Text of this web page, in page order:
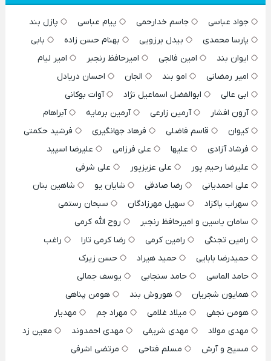
جواد عباسی جاسم خدارحمی پیام عباسی
پازل بند
پارسا محمدی
بیدل برزویی بهنام حسن زاده
بابی
ایوان بند
امین فالجی امیرحافظ رنجبر
امیر لیام
امیر رمضانی
امو بند الجان
احسان دریادل
ابی عالی
ابوالفضل اسماعیل نژاد
آوات بوکانی
آرون افشار
آرمین زارعی آرمین برمایه
آبراهام
کیوان
قاسم فاضلی فرهاد جهانگیری
فرشید حکمتی
فرشاد آزادی
علیها علی فرزامی
علیرضا اسپید
علیرضا رحیم پور
علی عزیزپور
علی شرفی
علی احمدیانی
رضا صادقی شایان یو
شاهین بنان
سهراب پاکزاد
سهیل مهرزادگان
سبحان رستمی
سامان یاسین و امیرحافظ رنجبر
روح الله کرمی
رامین تجنگی
رامین کرمی رضا کرمی تارا
راغب
حمیدرضا بابایی
حمید هیراد
حسن زیرک
حامد الماسی
حامد سنجابی
یوسف جمالی
همایون شجریان
هوروش بند
هومن پناهی
هومن نجفی
میلاد غلامی مهراد جم
مهدیار
مهدی مولاد
مهدی شریفی مهدی احمدوند
معین زد
مسیح و آرش
مسلم فتاحی
مرتضی اشرفی